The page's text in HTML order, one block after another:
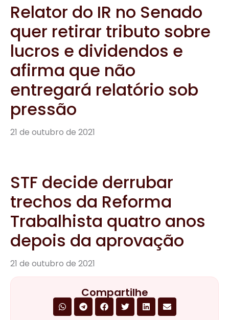
Relator do IR no Senado
quer retirar tributo sobre
lucros e dividendos e
afirma que não
entregará relatório sob
pressão
21 de outubro de 2021
STF decide derrubar
trechos da Reforma
Trabalhista quatro anos
depois da aprovação
21 de outubro de 2021
Compartilhe